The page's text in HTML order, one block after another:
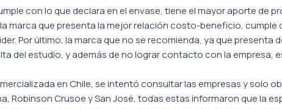
con lo que declara en el envase, tiene el mayor aporte de
marca que presenta la mejor relación costo-beneficio, cumple
Por último, la marca que no se recomienda, ya que presenta
del estudio, y además de no lograr contacto con la empresa,
en Chile, se intentó consultar las empresas y solo
Robinson Crusoe y San José, todas estas informaron que la